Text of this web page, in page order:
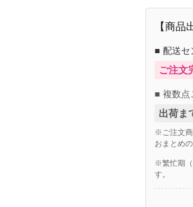
【商品
■ 配送セ
ご注文
■ 複数点
出荷ま
※ご注文商
おまとめの
※繁忙期（
す。